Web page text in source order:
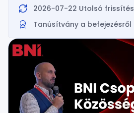
2026-07-22 Utolsó frissítés
Tanúsítvány a befejezésről